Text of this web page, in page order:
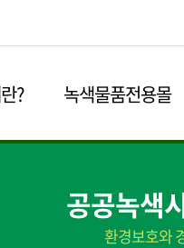
? 녹색물품전용몰
공공녹색
환경보호와